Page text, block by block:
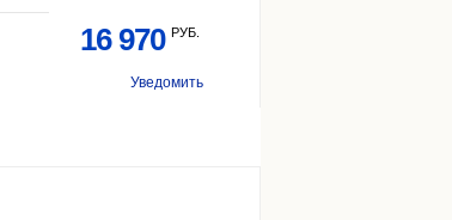
16 970 РУБ.
Уведомить